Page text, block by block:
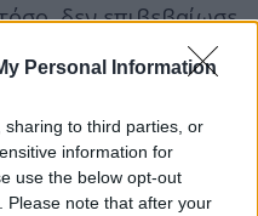
Personal Information
to third parties, or
information for
use the below opt-out
Please note that after your
δεν επιβεβαίωσε
αποκλείει το
εν πτήσει
Μαυρίκιο.